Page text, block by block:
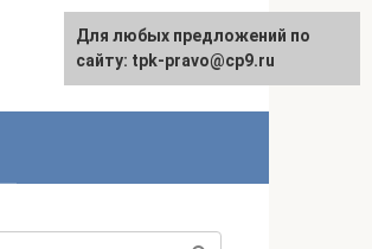
Для любых предложений по
сайту: tpk-pravo@cp9.ru